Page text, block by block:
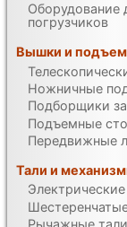
Оборудование
погрузчиков
Вышки и
Ножничные
Подборщики
Подъемные
Передвижные
Тали и
Рычажные тали